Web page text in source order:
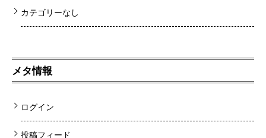
カテゴリーなし
メタ情報
ログイン
投稿フィード